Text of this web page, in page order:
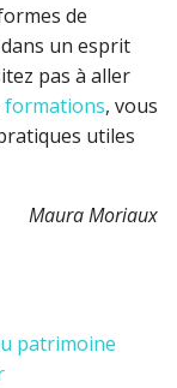
de
dans un esprit
pas à aller
formations, vous
utiles
Maura Moriaux
patrimoine